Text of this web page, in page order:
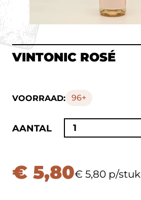
VINTONIC ROSÉ
VOORRAAD: 96+
AANTAL 1
€ 5,80€ 5,80 p/stuk